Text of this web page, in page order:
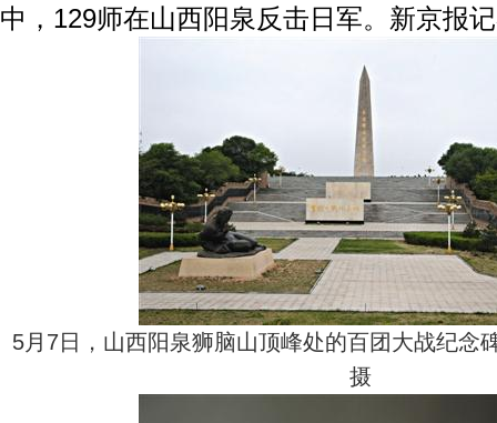
中，129师在山西阳泉反击日军。新京报
5月7日，山西阳泉狮脑山顶峰处的百团大战纪念
摄